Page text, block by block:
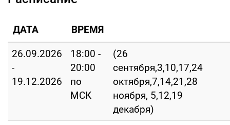
ДАТА ВРЕМЯ
26.09.2026
-
19.12.2026
18:00 -
20:00
по
МСК
(26
сентября,3,10,17,24
октября,7,14,21,28
ноября, 5,12,19
декабря)